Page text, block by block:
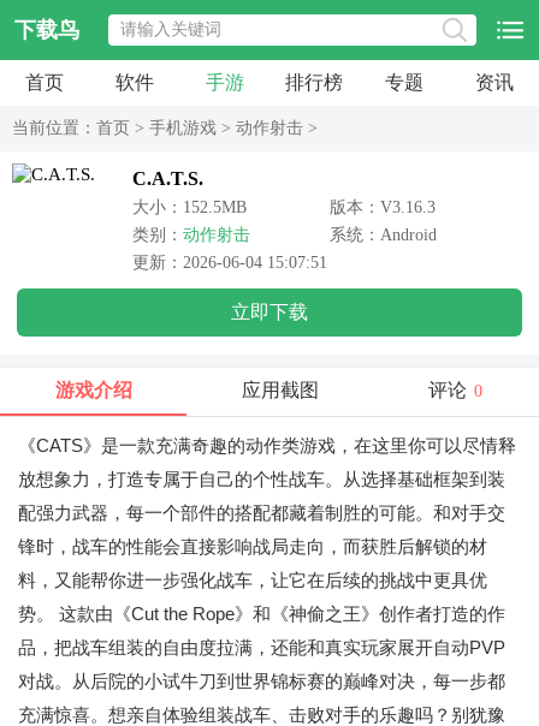
下载鸟
首页 软件 手游 排行榜 专题 资讯
当前位置： 首页 > 手机游戏 > 动作射击 >
C.A.T.S.
大小：152.5MB
版本：V3.16.3
类别： 动作射击
系统：Android
更新：2026-06-04 15:07:51
立即下载
游戏介绍 应用截图 评论 0
《CATS》是一款充满奇趣的动作类游戏，在这里你可以尽情释
放想象力，打造专属于自己的个性战车。从选择基础框架到装
配强力武器，每一个部件的搭配都藏着制胜的可能。和对手交
锋时，战车的性能会直接影响战局走向，而获胜后解锁的材
料，又能帮你进一步强化战车，让它在后续的挑战中更具优
势。 这款由《Cut the Rope》和《神偷之王》创作者打造的作
品，把战车组装的自由度拉满，还能和真实玩家展开自动PVP
对战。从后院的小试牛刀到世界锦标赛的巅峰对决，每一步都
充满惊喜。想亲自体验组装战车、击败对手的乐趣吗？别犹豫